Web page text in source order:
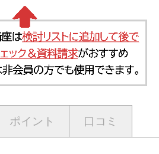
ポイント 口コミ